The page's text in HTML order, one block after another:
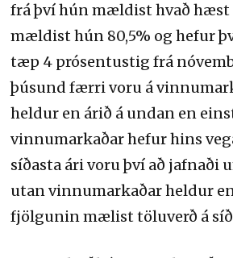
frá því hún mældist hvað hæst
mældist hún 80,5% og hefur
tæp 4 prósentustig frá
þúsund færri voru á
heldur en árið á undan en
vinnumarkaðar hefur hins
síðasta ári voru því að jafnaði
utan vinnumarkaðar heldur
fjölgunin mælist töluverð á